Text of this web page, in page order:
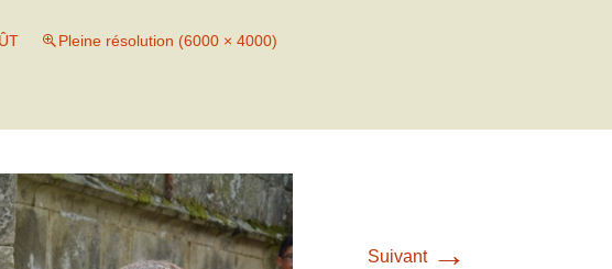
Pleine résolution (6000 × 4000)
Suivant →